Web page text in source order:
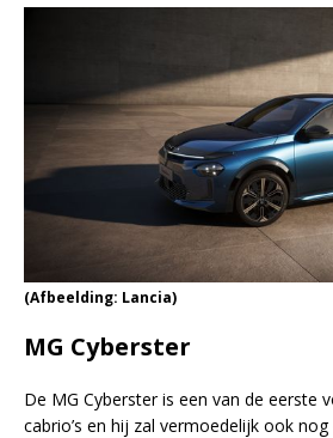
(Afbeelding: Lancia)
MG Cyberster
De MG Cyberster is een van de eerste
cabrio’s en hij zal vermoedelijk ook nog